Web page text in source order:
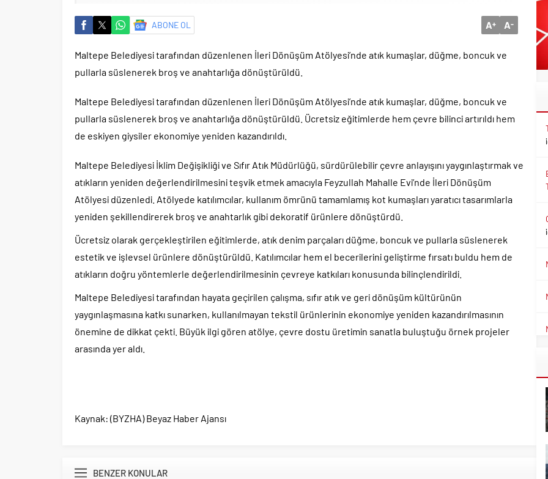
ABONE OL A+ A-
Maltepe Belediyesi tarafından düzenlenen İleri Dönüşüm Atölyesi’nde atık kumaşlar, düğme, boncuk ve
pullarla süslenerek broş ve anahtarlığa dönüştürüldü.
Maltepe Belediyesi tarafından düzenlenen İleri Dönüşüm Atölyesi’nde atık kumaşlar, düğme, boncuk ve
pullarla süslenerek broş ve anahtarlığa dönüştürüldü. Ücretsiz eğitimlerde hem çevre bilinci artırıldı hem
de eskiyen giysiler ekonomiye yeniden kazandırıldı.
Maltepe Belediyesi İklim Değişikliği ve Sıfır Atık Müdürlüğü, sürdürülebilir çevre anlayışını yaygınlaştırmak ve
atıkların yeniden değerlendirilmesini teşvik etmek amacıyla Feyzullah Mahalle Evi’nde İleri Dönüşüm
Atölyesi düzenledi. Atölyede katılımcılar, kullanım ömrünü tamamlamış kot kumaşları yaratıcı tasarımlarla
yeniden şekillendirerek broş ve anahtarlık gibi dekoratif ürünlere dönüştürdü.
Ücretsiz olarak gerçekleştirilen eğitimlerde, atık denim parçaları düğme, boncuk ve pullarla süslenerek
estetik ve işlevsel ürünlere dönüştürüldü. Katılımcılar hem el becerilerini geliştirme fırsatı buldu hem de
atıkların doğru yöntemlerle değerlendirilmesinin çevreye katkıları konusunda bilinçlendirildi.
Maltepe Belediyesi tarafından hayata geçirilen çalışma, sıfır atık ve geri dönüşüm kültürünün
yaygınlaşmasına katkı sunarken, kullanılmayan tekstil ürünlerinin ekonomiye yeniden kazandırılmasının
önemine de dikkat çekti. Büyük ilgi gören atölye, çevre dostu üretimin sanatla buluştuğu örnek projeler
arasında yer aldı.
Kaynak: (BYZHA) Beyaz Haber Ajansı
BENZER KONULAR